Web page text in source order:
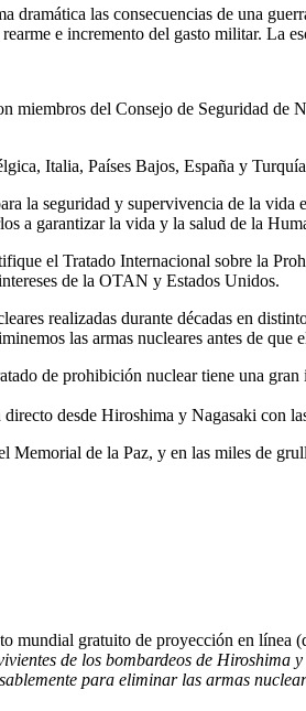
las consecuencias de una
e incremento del gasto militar. La
miembros del Consejo de Seguridad
Italia, Países Bajos, España y
la seguridad y supervivencia de la
a garantizar la vida y la salud de la
el Tratado Internacional sobre la
de la OTAN y Estados Unidos.
realizadas durante décadas en
las armas nucleares antes de que
de prohibición nuclear tiene una
desde Hiroshima y Nagasaki con
de la Paz, y en las miles de
mundial gratuito de proyección en línea
de los bombardeos de Hiroshima
para eliminar las armas